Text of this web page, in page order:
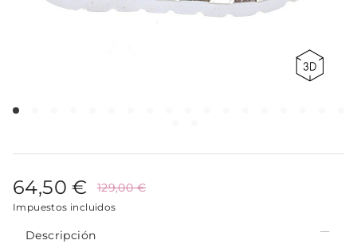
64,50 € 129,00 €
Impuestos incluidos
Descripción